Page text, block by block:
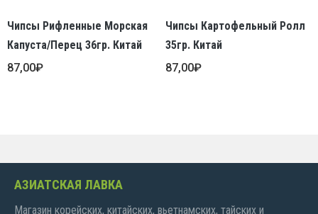
Чипсы Рифленные Морская
Капуста/перец 36гр. Китай
87,00₽
Чипсы Картофельный Ролл
35гр. Китай
87,00₽
АЗИАТСКАЯ ЛАВКА
Магазин корейских, китайских, вьетнамских, тайских и